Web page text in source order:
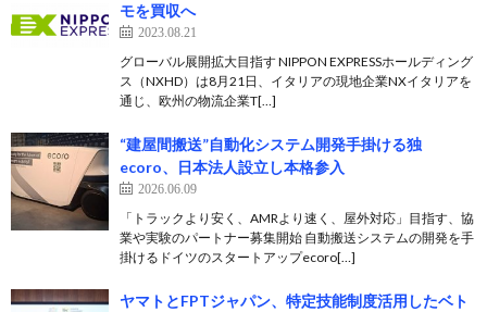
モを買収へ
2023.08.21
グローバル展開拡大目指す NIPPON EXPRESSホールディング
ス（NXHD）は8月21日、イタリアの現地企業NXイタリアを
通じ、欧州の物流企業T[…]
“建屋間搬送”自動化システム開発手掛ける独
ecoro、日本法人設立し本格参入
2026.06.09
「トラックより安く、AMRより速く、屋外対応」目指す、協
業や実験のパートナー募集開始 自動搬送システムの開発を手
掛けるドイツのスタートアップecoro[…]
ヤマトとFPTジャパン、特定技能制度活用したベト